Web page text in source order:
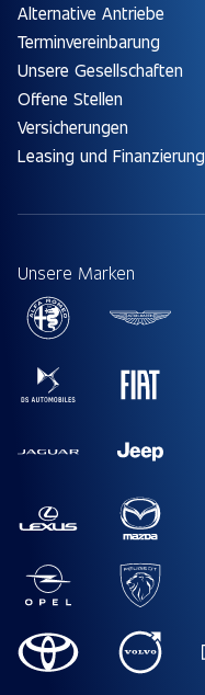
Alternative Antriebe
Terminvereinbarung
Unsere Gesellschaften
Offene Stellen
Versicherungen
Leasing und Finanzierung
Unsere Marken